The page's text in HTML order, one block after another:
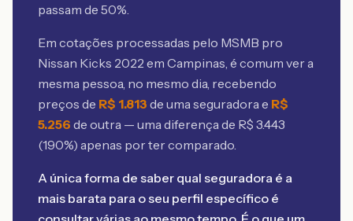
passam de 50%.
Em cotações processadas pelo MSMB pro
Nissan Kicks 2022 em Campinas, é comum ver a
mesma pessoa, no mesmo dia, recebendo
preços de R$ 1.813 de uma seguradora e R$
5.256 de outra — uma diferença de R$ 3.443
(190%) apenas por ter comparado.
A única forma de saber qual seguradora é a
mais barata para o seu perfil específico é